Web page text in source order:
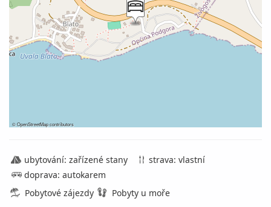
©OpenStreetMapcontributors
ubytování: zařízené stany
strava: vlastní
doprava: autokarem
Pobytové zájezdy
Pobyty u moře